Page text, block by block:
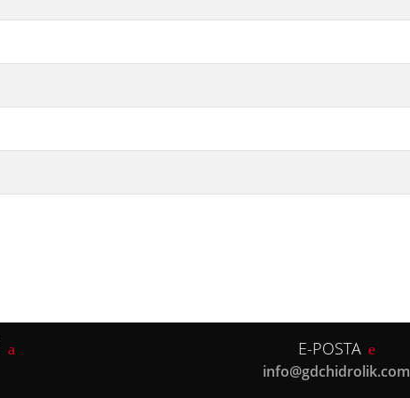
E-POSTA
info@gdchidrolik.com